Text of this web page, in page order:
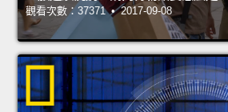
觀看次數：37371 • 2017-09-08